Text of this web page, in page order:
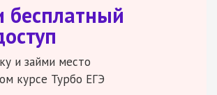
бесплатный
и займи место
курсе Турбо ЕГЭ